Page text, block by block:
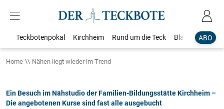
ABO
Teckbotenpokal Kirchheim Rund um die Teck Blaulicht
Home Nähen liegt wieder im Trend
Ein Besuch im Nähstudio der Familien-Bildungsstätte Kirchheim –
Die angebotenen Kurse sind fast alle ausgebucht